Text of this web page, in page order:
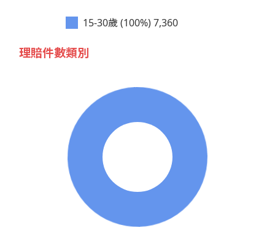
15-30歲 (100%) 7,360
理賠件數類別